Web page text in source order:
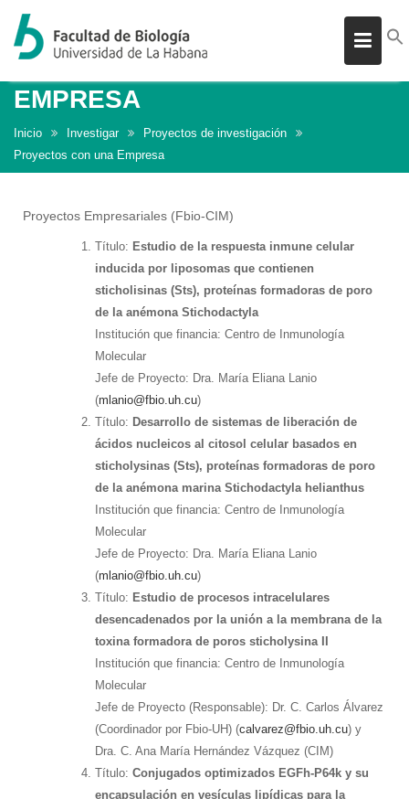
Skip
content
EMPRESA
Inicio Investigar
Proyectos de investigación
Proyectos con una Empresa
Proyectos Empresariales (Fbio-CIM)
Título: Estudio de la respuesta inmune celular
inducida por liposomas que contienen
sticholisinas (Sts), proteínas formadoras de poro
de la anémona Stichodactyla
Institución que financia: Centro de Inmunología
Molecular
Jefe de Proyecto: Dra. María Eliana Lanio
(mlanio@fbio.uh.cu)
Título: Desarrollo de sistemas de liberación de
ácidos nucleicos al citosol celular basados en
sticholysinas (Sts), proteínas formadoras de poro
de la anémona marina Stichodactyla helianthus
Institución que financia: Centro de Inmunología
Molecular
Jefe de Proyecto: Dra. María Eliana Lanio
(mlanio@fbio.uh.cu)
Título: Estudio de procesos intracelulares
desencadenados por la unión a la membrana de la
toxina formadora de poros sticholysina II
Institución que financia: Centro de Inmunología
Molecular
Jefe de Proyecto (Responsable): Dr. C. Carlos Álvarez
(Coordinador por Fbio-UH) (calvarez@fbio.uh.cu) y
Dra. C. Ana María Hernández Vázquez (CIM)
Título: Conjugados optimizados EGFh-P64k y su
encapsulación en vesículas lipídicas para la